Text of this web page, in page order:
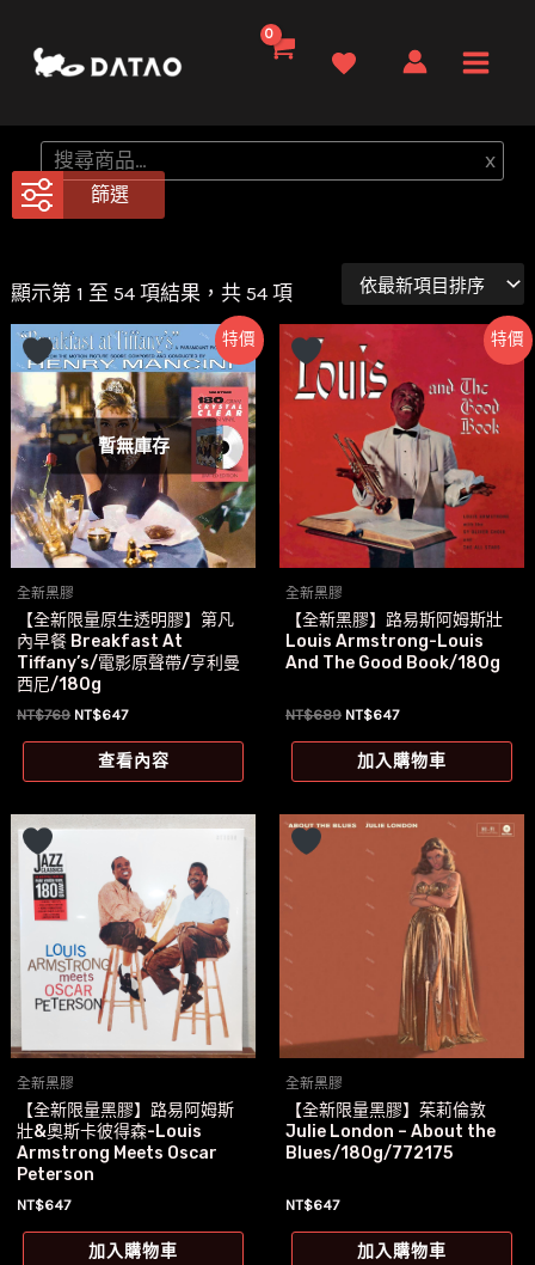
要
內
Menu
搜
尋
x
篩選
顯示第 1 至 54 項結果，共 54 項
特價
暫無庫存
全新黑膠
【全新限量原生透明膠】第凡
內早餐 Breakfast At
Tiffany’s/電影原聲帶/亨利曼
西尼/180g
NT$769 原
格：
NT$647目
價
格：
查看內容
特價
全新黑膠
【全新黑膠】路易斯阿姆斯壯
Louis Armstrong-Louis
And The Good Book/180g
NT$689 原
價
格：
NT$647目
價
格：
加入購物車
全新黑膠
【全新限量黑膠】路易阿姆斯
壯&奧斯卡彼得森-Louis
Armstrong Meets Oscar
Peterson
NT$647
加入購物車
全新黑膠
【全新限量黑膠】茱莉倫敦
Julie London – About the
Blues/180g/772175
NT$647
加入購物車